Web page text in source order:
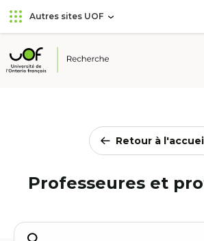
Aller
au
principal
Passer
au
Autres sites UOF
Université
Retour à
Professeures et
Search